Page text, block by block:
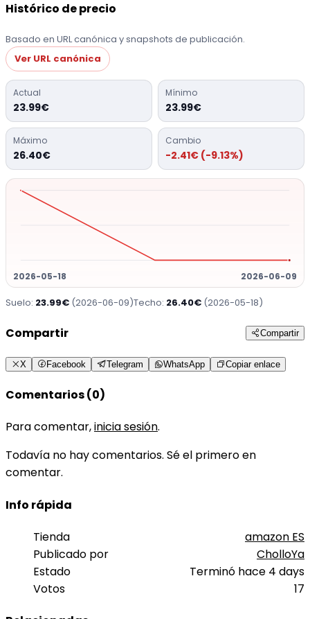
Histórico de precio
Basado en URL canónica y snapshots de publicación.
Ver URL canónica
Actual
23.99€
Mínimo
23.99€
Máximo
26.40€
Cambio
-2.41€ (-9.13%)
2026-05-18 2026-06-09
Suelo: 23.99€ (2026-06-09)Techo: 26.40€ (2026-05-18)
Compartir Compartir
X Facebook Telegram WhatsApp Copiar enlace
Comentarios (0)
Para comentar,inicia sesión.
Todavía no hay comentarios. Sé el primero en
comentar.
Info rápida
Tienda
amazon ES
Publicado por
CholloYa
Estado
Terminó hace 4 days
Votos
17